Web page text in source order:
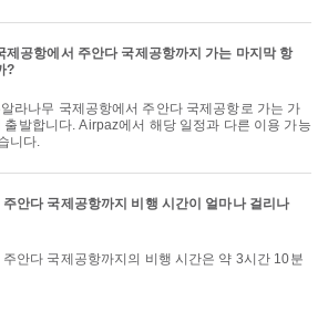
제공항에서 주안다 국제공항까지 가는 마지막 항
?
발합니다. Airpaz에서 해당 일정과 다른 이용 가능
니다.
안다 국제공항까지 비행 시간이 얼마나 걸리나